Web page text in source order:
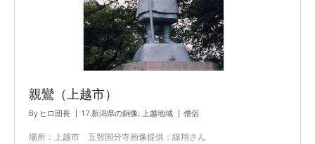
親鸞（上越市）
By ヒロ団長 17.新潟県の銅像, 上越地域 僧侶
場所：上越市 五智国分寺画像提供：線翔さん